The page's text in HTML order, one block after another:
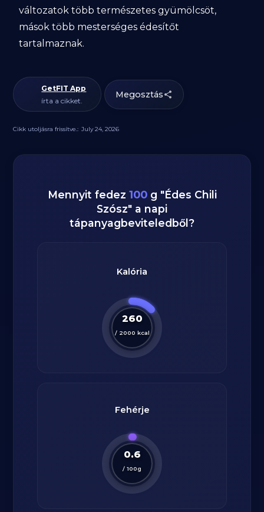
változatok több természetes gyümölcsöt,
mások több mesterséges édesítőt
tartalmaznak.
GetFIT App
írta a cikket.
Megosztás
Cikk utoljásra frissítve.: July 24, 2026
Mennyit fedez 100 g "Édes Chili
Szósz" a napi
tápanyagbeviteledből?
Kalória
260
/ 2000 kcal
Fehérje
0.6
/ 100g